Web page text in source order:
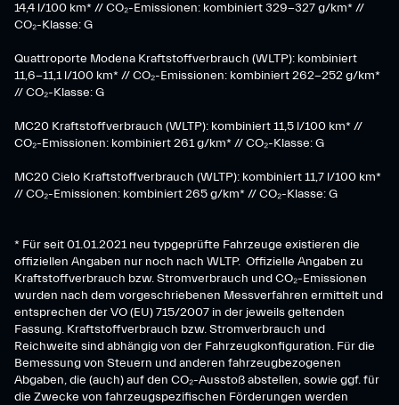
14,4 l/100 km* // CO₂-Emissionen: kombiniert 329-327 g/km* //
CO₂-Klasse: G
Quattroporte Modena Kraftstoffverbrauch (WLTP): kombiniert
11,6-11,1 l/100 km* // CO₂-Emissionen: kombiniert 262-252 g/km*
// CO₂-Klasse: G
MC20 Kraftstoffverbrauch (WLTP): kombiniert 11,5 l/100 km* //
CO₂-Emissionen: kombiniert 261 g/km* // CO₂-Klasse: G
MC20 Cielo Kraftstoffverbrauch (WLTP): kombiniert 11,7 l/100 km*
// CO₂-Emissionen: kombiniert 265 g/km* // CO₂-Klasse: G
* Für seit 01.01.2021 neu typgeprüfte Fahrzeuge existieren die
offiziellen Angaben nur noch nach WLTP. Offizielle Angaben zu
Kraftstoffverbrauch bzw. Stromverbrauch und CO₂-Emissionen
wurden nach dem vorgeschriebenen Messverfahren ermittelt und
entsprechen der VO (EU) 715/2007 in der jeweils geltenden
Fassung. Kraftstoffverbrauch bzw. Stromverbrauch und
Reichweite sind abhängig von der Fahrzeugkonfiguration. Für die
Bemessung von Steuern und anderen fahrzeugbezogenen
Abgaben, die (auch) auf den CO₂-Ausstoß abstellen, sowie ggf. für
die Zwecke von fahrzeugspezifischen Förderungen werden